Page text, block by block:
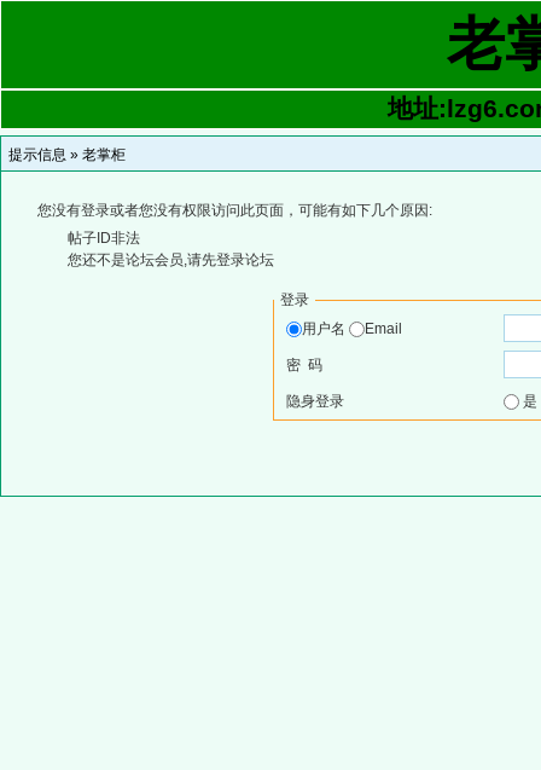
老
地址
提示信息 » 老掌柜
您没有登录或者您没有权限访问此页面，可能有如下几个原因:
帖子ID非法
您还不是论坛会员,请先登录论坛
登录
用户名
Email
密 码
隐身登录